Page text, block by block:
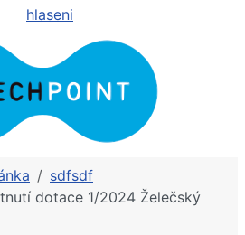
sdfsdf
dotace 1/2024 Želečský